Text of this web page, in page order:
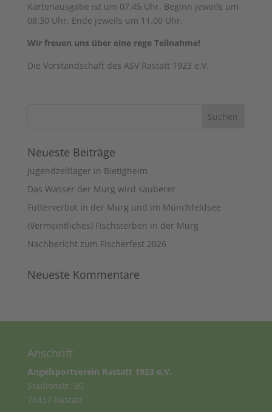
Kartenausgabe ist um 07.45 Uhr, Beginn jeweils um
08.30 Uhr, Ende jeweils um 11.00 Uhr.
Wir freuen uns über eine rege Teilnahme!
Die Vorstandschaft des ASV Rastatt 1923 e.V.
Neueste Beiträge
Jugendzeltlager in Bietigheim
Das Wasser der Murg wird sauberer
Futterverbot in der Murg und im Münchfeldsee
(Vermeintliches) Fischsterben in der Murg
Nachbericht zum Fischerfest 2026
Neueste Kommentare
Anschrift
Angelsportverein Rastatt 1923 e.V.
Stadionstr. 30
76437 Rastatt